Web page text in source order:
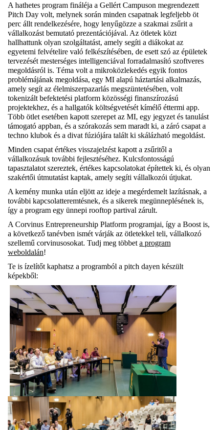
A hathetes program fináléja a Gellért Campuson megrendezett
Pitch Day volt, melynek során minden csapatnak legfeljebb öt
perc állt rendelkezésére, hogy lenyűgözze a szakmai zsűrit a
vállalkozást bemutató prezentációjával. Az ötletek közt
hallhattunk olyan szolgáltatást, amely segíti a diákokat az
egyetemi felvételire való felkészítésében, de esett szó az épületek
tervezését mesterséges intelligenciával forradalmasító szoftveres
megoldásról is. Téma volt a mikroközlekedés egyik fontos
problémájának megoldása, egy MI alapú háztartási alkalmazás,
amely segít az élelmiszerpazarlás megszüntetésében, volt
tokenizált befektetési platform közösségi finanszírozású
projektekhez, és a hallgatók költségvetését kímélő éttermi app.
Több ötlet esetében kapott szerepet az MI, egy jegyzet és tanulást
támogató appban, és a szórakozás sem maradt ki, a záró csapat a
techno klubok és a divat fúziójára talált ki skálázható megoldást.
Minden csapat értékes visszajelzést kapott a zsűritől a
vállalkozásuk további fejlesztéséhez. Kulcsfontosságú
tapasztalatot szereztek, értékes kapcsolatokat építettek ki, és olyan
szakértői útmutatást kaptak, amely segíti vállalkozói útjukat.
A kemény munka után eljött az ideje a megérdemelt lazításnak, a
további kapcsolatteremtésnek, és a sikerek megünneplésének is,
így a program egy ünnepi rooftop partival zárult.
A Corvinus Entrepreneurship Platform programjai, így a Boost is,
a következő tanévben ismét várják az ötletekkel teli, vállalkozó
szellemű corvinusosokat. Tudj meg többet a program
weboldalán!
Te is ízelítőt kaphatsz a programból a pitch dayen készült
képekből: